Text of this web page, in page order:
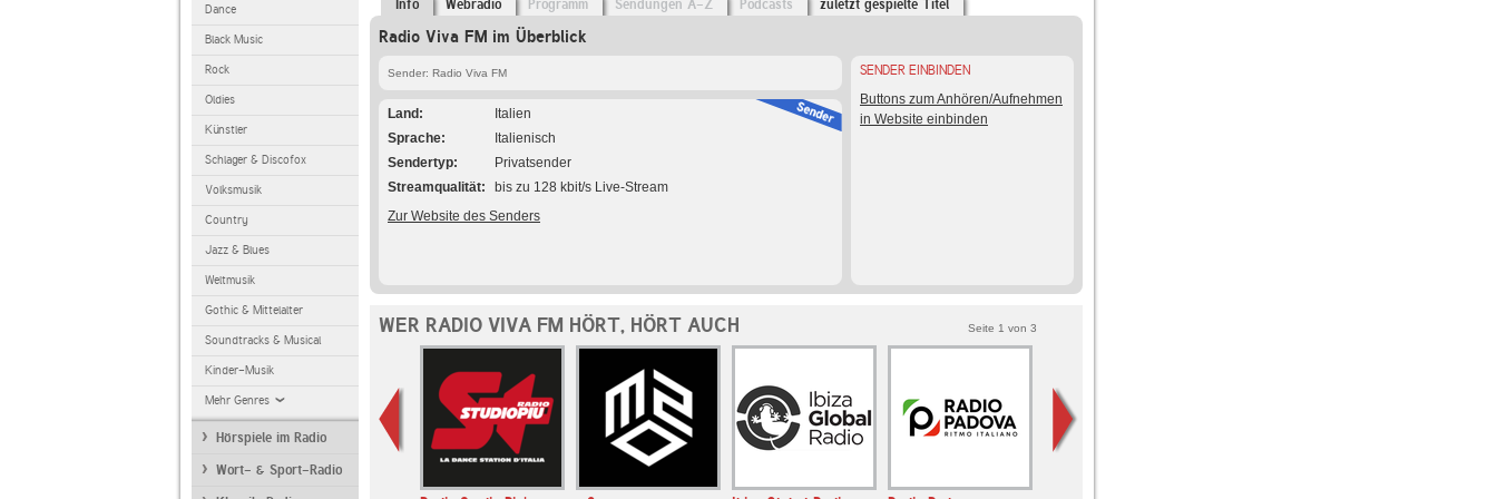
Dance
Black Music
Rock
Oldies
Künstler
Schlager & Discofox
Volksmusik
Country
Jazz & Blues
Weltmusik
Gothic & Mittelalter
Soundtracks & Musical
Kinder-Musik
Mehr Genres
Hörspiele im Radio
Wort- & Sport-Radio
Info Webradio Programm Sendungen A-Z Podcasts zuletzt gespielte Titel
Radio Viva FM im Überblick
Sender: Radio Viva FM
Land
Italien
Sprache
Italienisch
Sendertyp
Privatsender
Streamqualität
bis zu 128 kbit/s Live-Stream
Zur Website des Senders
SENDER EINBINDEN
Buttons zum Anhören/Aufnehmen
in Website einbinden
WER RADIO VIVA FM HÖRT, HÖRT AUCH Seite 1 von 3